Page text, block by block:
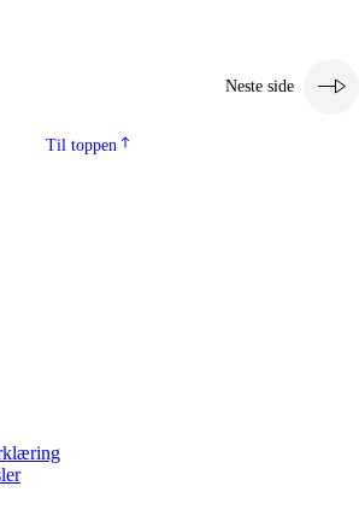
Neste side
Til toppen